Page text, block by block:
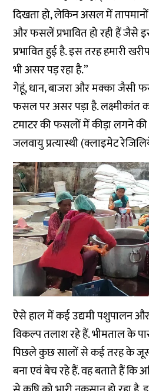
दिखता हो, लेकिन असल में
और फसलें प्रभावित हो रही हैं जैसे
प्रभावित हुई है. इस तरह हमारी
भी असर पड़ रहा है.”
गेहूं, धान, बाजरा और मक्का जैसी
फसल पर असर पड़ा है. लक्ष्मीकांत
टमाटर की फसलों में कीड़ा लगने
जलवायु प्रत्यास्थी (क्लाइमेट
ऐसे हाल में कई उद्यमी पशुपालन
विकल्प तलाश रहे हैं. भीमताल के
पिछले कुछ सालों से कई तरह के
बना एवं बेच रहे हैं. वह बताते हैं कि